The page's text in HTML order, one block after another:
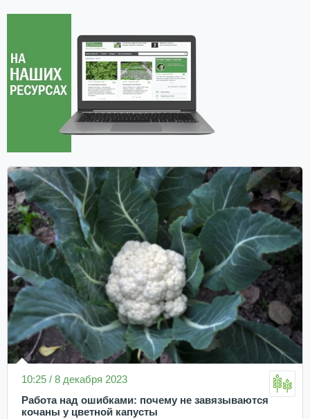
10:25 / 8 декабря 2023
Работа над ошибками: почему не завязываются
кочаны у цветной капусты